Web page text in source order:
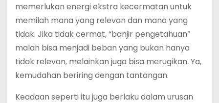
memerlukan energi ekstra kecermatan untuk
memilah mana yang relevan dan mana yang
tidak. Jika tidak cermat, “banjir pengetahuan”
malah bisa menjadi beban yang bukan hanya
tidak relevan, melainkan juga bisa merugikan. Ya,
kemudahan beriring dengan tantangan.
Keadaan seperti itu juga berlaku dalam urusan